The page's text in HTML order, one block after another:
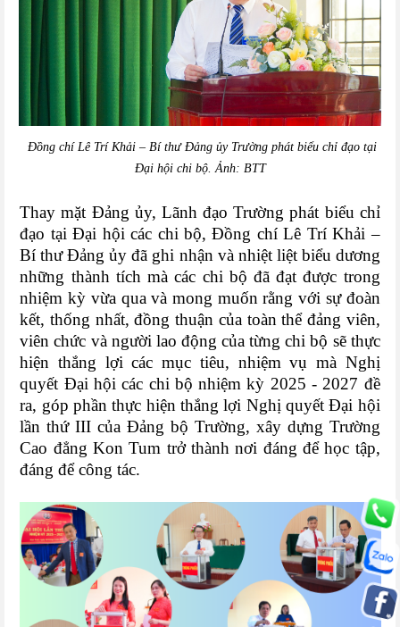
Đồng chí Lê Trí Khải – Bí thư Đảng ủy Trường phát biểu chỉ đạo tại
Đại hội chi bộ. Ảnh: BTT
Thay mặt Đảng ủy, Lãnh đạo Trường phát biểu chỉ
đạo tại Đại hội các chi bộ, Đồng chí Lê Trí Khải –
Bí thư Đảng ủy đã ghi nhận và nhiệt liệt biểu dương
những thành tích mà các chi bộ đã đạt được trong
nhiệm kỳ vừa qua và mong muốn rằng với sự đoàn
kết, thống nhất, đồng thuận của toàn thể đảng viên,
viên chức và người lao động của từng chi bộ sẽ thực
hiện thắng lợi các mục tiêu, nhiệm vụ mà Nghị
quyết Đại hội các chi bộ nhiệm kỳ 2025 - 2027 đề
ra, góp phần thực hiện thắng lợi Nghị quyết Đại hội
lần thứ III của Đảng bộ Trường, xây dựng Trường
Cao đẳng Kon Tum trở thành nơi đáng để học tập,
đáng để công tác.